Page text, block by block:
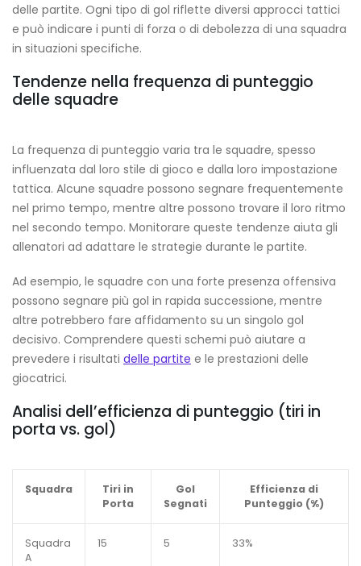
delle partite. Ogni tipo di gol riflette diversi approcci tattici
e può indicare i punti di forza o di debolezza di una squadra
in situazioni specifiche.
Tendenze nella frequenza di punteggio
delle squadre
La frequenza di punteggio varia tra le squadre, spesso
influenzata dal loro stile di gioco e dalla loro impostazione
tattica. Alcune squadre possono segnare frequentemente
nel primo tempo, mentre altre possono trovare il loro ritmo
nel secondo tempo. Monitorare queste tendenze aiuta gli
allenatori ad adattare le strategie durante le partite.
Ad esempio, le squadre con una forte presenza offensiva
possono segnare più gol in rapida successione, mentre
altre potrebbero fare affidamento su un singolo gol
decisivo. Comprendere questi schemi può aiutare a
prevedere i risultati delle partite e le prestazioni delle
giocatrici.
Analisi dell’efficienza di punteggio (tiri in
porta vs. gol)
Squadra
Tiri in
Porta
Gol
Segnati
Efficienza di
Punteggio (%)
Squadra
A
15 5 33%